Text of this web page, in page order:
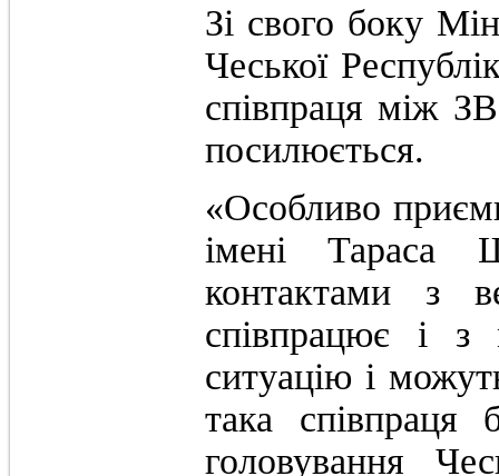
Зі свого боку
Чеської
співпраця між
посилюється.
«Особливо
імені Тараса
контактами з
співпрацює і
ситуацію і
така співпраця
головування